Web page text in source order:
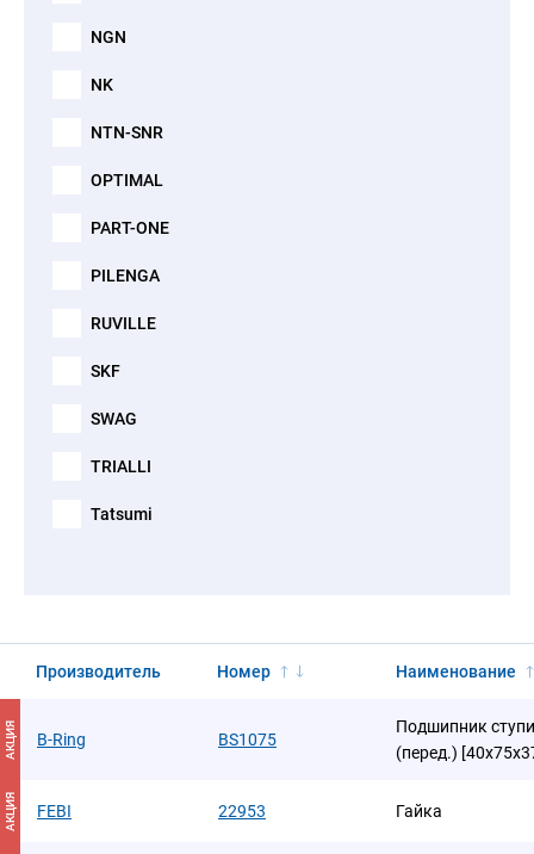
NGN
NK
NTN-SNR
OPTIMAL
PART-ONE
PILENGA
RUVILLE
SKF
SWAG
TRIALLI
Tatsumi
Производитель Номер Наименование
АКЦИЯ B-Ring BS1075
Подшипник
(перед.)
АКЦИЯ FEBI 22953 Гайка